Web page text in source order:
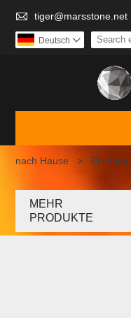
 tiger@marsstone.net
Deutsch 
nach Hause > Produkte
MEHR
PRODUKTE